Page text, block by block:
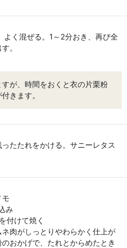
よく混ぜる。1～2分おき、再び全
。
が、時間をおくと衣の片栗粉
きます。
たたれをかける。サニーレタス
モ
み
付けて焼く
肉がしっとりやわらかく仕上が
おかげで、たれとからめたとき